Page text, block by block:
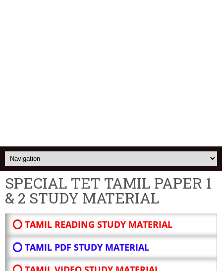
SPECIAL TET TAMIL PAPER 1
& 2 STUDY MATERIAL
⭕ TAMIL READING STUDY MATERIAL
⭕ TAMIL PDF STUDY MATERIAL